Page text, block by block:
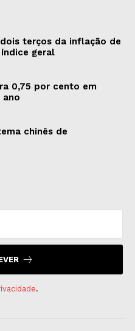
terços da inflação de
geral
0,75 por cento em
chinês de
.